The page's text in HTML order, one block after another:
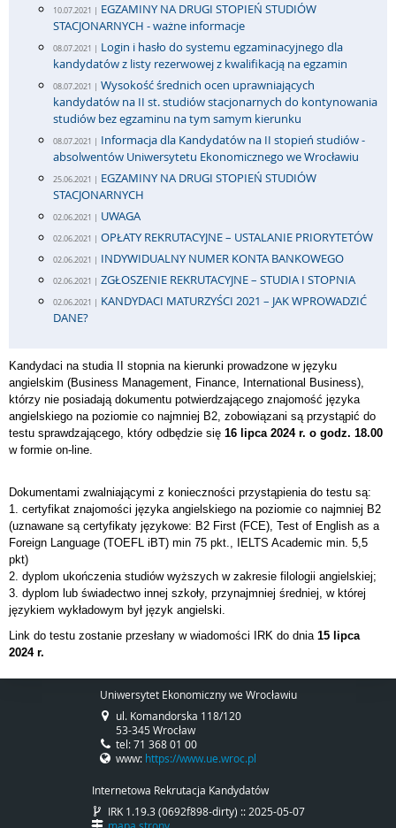
10.07.2021 | EGZAMINY NA DRUGI STOPIEŃ STUDIÓW
STACJONARNYCH - ważne informacje
08.07.2021 | Login i hasło do systemu egzaminacyjnego dla
kandydatów z listy rezerwowej z kwalifikacją na egzamin
08.07.2021 | Wysokość średnich ocen uprawniających
kandydatów na II st. studiów stacjonarnych do kontynowania
studiów bez egzaminu na tym samym kierunku
08.07.2021 | Informacja dla Kandydatów na II stopień studiów -
absolwentów Uniwersytetu Ekonomicznego we Wrocławiu
25.06.2021 | EGZAMINY NA DRUGI STOPIEŃ STUDIÓW
STACJONARNYCH
02.06.2021 | UWAGA
02.06.2021 | OPŁATY REKRUTACYJNE – USTALANIE PRIORYTETÓW
02.06.2021 | INDYWIDUALNY NUMER KONTA BANKOWEGO
02.06.2021 | ZGŁOSZENIE REKRUTACYJNE – STUDIA I STOPNIA
02.06.2021 | KANDYDACI MATURZYŚCI 2021 – JAK WPROWADZIĆ
DANE?
Kandydaci na studia II stopnia na kierunki prowadzone w języku
angielskim (Business Management, Finance, International Business),
którzy nie posiadają dokumentu potwierdzającego znajomość języka
angielskiego na poziomie co najmniej B2, zobowiązani są przystąpić do
testu sprawdzającego, który odbędzie się 16 lipca 2024 r. o godz. 18.00
w formie on-line.
Dokumentami zwalniającymi z konieczności przystąpienia do testu są:
1. certyfikat znajomości języka angielskiego na poziomie co najmniej B2
(uznawane są certyfikaty językowe: B2 First (FCE), Test of English as a
Foreign Language (TOEFL iBT) min 75 pkt., IELTS Academic min. 5,5
pkt)
2. dyplom ukończenia studiów wyższych w zakresie filologii angielskiej;
3. dyplom lub świadectwo innej szkoły, przynajmniej średniej, w której
językiem wykładowym był język angielski.
Link do testu zostanie przesłany w wiadomości IRK do dnia 15 lipca
2024 r.
Uniwersytet Ekonomiczny we Wrocławiu
ul. Komandorska 118/120
53-345 Wrocław
tel: 71 368 01 00
www: https://www.ue.wroc.pl
Internetowa Rekrutacja Kandydatów
IRK 1.19.3 (0692f898-dirty) :: 2025-05-07